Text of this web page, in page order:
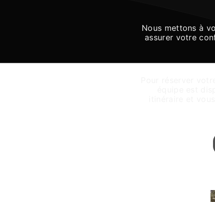
Nous mettons à
assurer votre